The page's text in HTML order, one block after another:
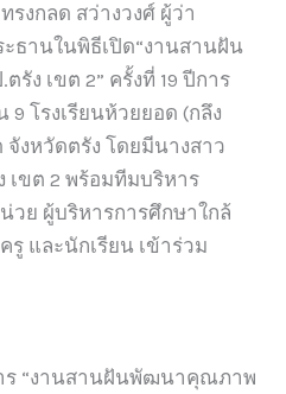
รงกลด สว่างวงศ์ ผู้ว่า
ธานในพิธีเปิด“งานสานฝัน
ง เขต 2” ครั้งที่ 19 ปีการ
โรงเรียนห้วยยอด (กลึง
งหวัดตรัง โดยมีนางสาว
เขต 2 พร้อมทีมบริหาร
วย ผู้บริหารการศึกษาใกล้
รู และนักเรียน เข้าร่วม
ร “งานสานฝันพัฒนาคุณภาพ